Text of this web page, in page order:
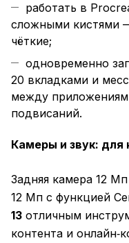
работать в
сложными кистями
чёткие;
одновременно
20 вкладками и
между
подвисаний.
Камеры и звук: для
Задняя камера 12
12 Мп с функцией
13 отличным
контента и